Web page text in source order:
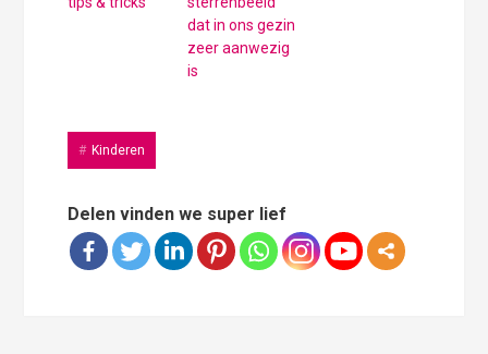
dat in ons gezin
zeer aanwezig
is
Kinderen
Delen vinden we super lief